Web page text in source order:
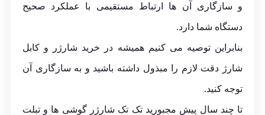
و سازگاری آن ها ارتباط مستقیمی با عملکرد صحیح
دستگاه شما دارد.
بنابراین توصیه می کنیم همیشه در خرید شارژر و کابل
شارژ دقت لازم را مبذول داشته باشید و به سازگاری آن
توجه کنید.
تا چند سال پیش مجبورید تک تک شارژر گوشی ها و تبلت